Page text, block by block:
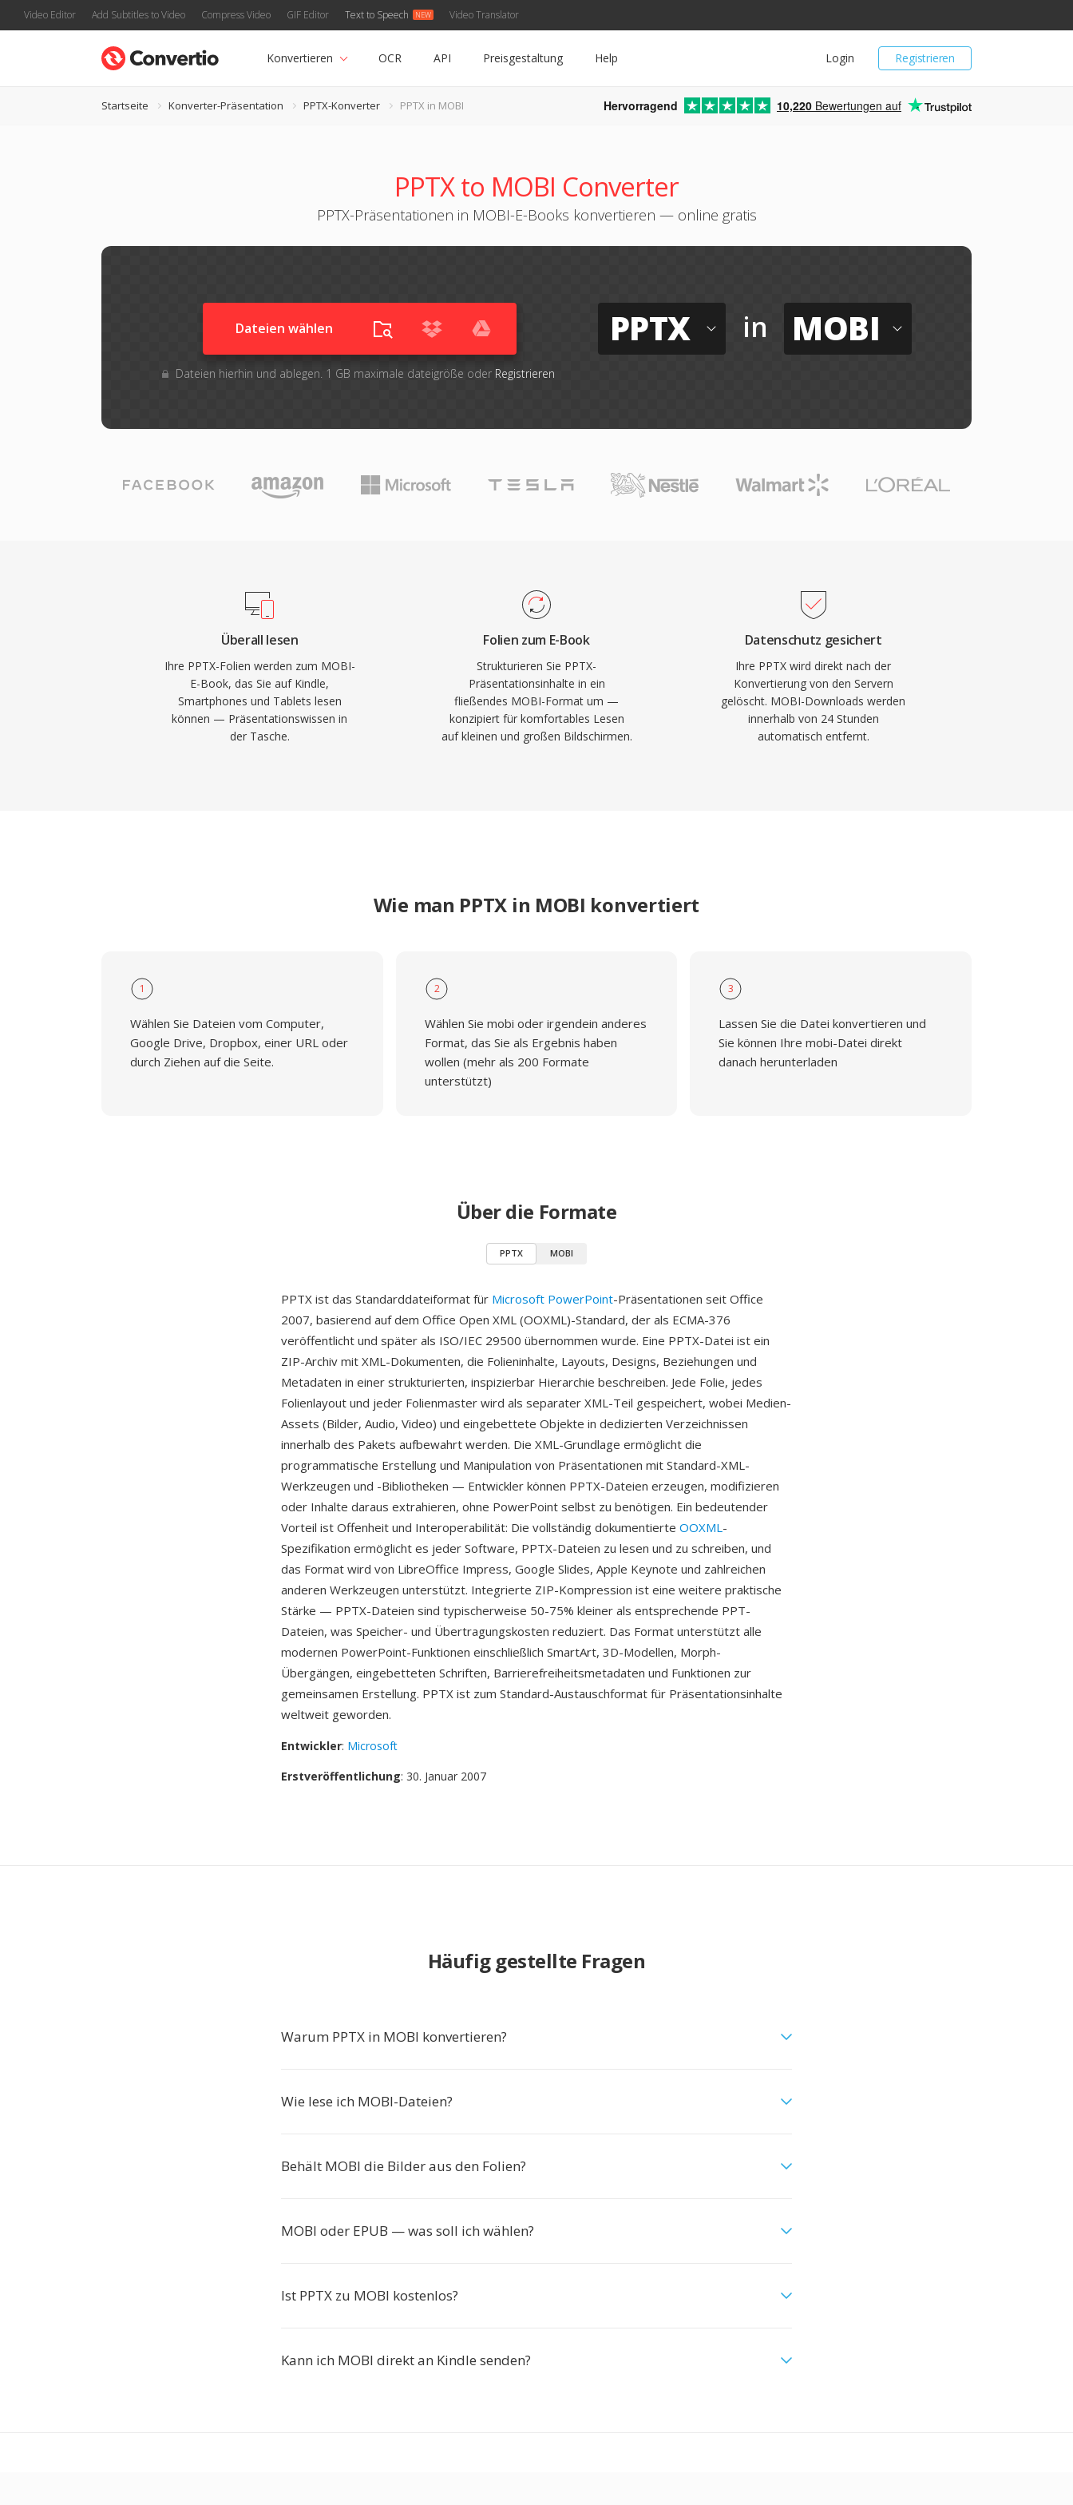
Video Editor Add Subtitles to Video Compress Video GIF Editor Text to Speech Video Translator
Registrieren
Login
Konvertieren OCR API Preisgestaltung Help
Startseite Konverter-Präsentation PPTX-Konverter PPTX in MOBI Hervorragend 10,220 Bewertungen auf
PPTX to MOBI Converter
PPTX-Präsentationen in MOBI-E-Books konvertieren — online gratis
Dateien wählen
Dateien hierhin und ablegen. 1 GB maximale dateigröße oder Registrieren
PPTX in MOBI
Überall lesen
Ihre PPTX-Folien werden zum MOBI-
E-Book, das Sie auf Kindle,
Smartphones und Tablets lesen
können — Präsentationswissen in
der Tasche.
Folien zum E-Book
Strukturieren Sie PPTX-
Präsentationsinhalte in ein
fließendes MOBI-Format um —
konzipiert für komfortables Lesen
auf kleinen und großen Bildschirmen.
Datenschutz gesichert
Ihre PPTX wird direkt nach der
Konvertierung von den Servern
gelöscht. MOBI-Downloads werden
innerhalb von 24 Stunden
automatisch entfernt.
Wie man PPTX in MOBI konvertiert
1
Wählen Sie Dateien vom Computer,
Google Drive, Dropbox, einer URL oder
durch Ziehen auf die Seite.
2
Wählen Sie mobi oder irgendein anderes
Format, das Sie als Ergebnis haben
wollen (mehr als 200 Formate
unterstützt)
3
Lassen Sie die Datei konvertieren und
Sie können Ihre mobi-Datei direkt
danach herunterladen
Über die Formate
PPTX MOBI
PPTX ist das Standarddateiformat für Microsoft PowerPoint-Präsentationen seit Office
2007, basierend auf dem Office Open XML (OOXML)-Standard, der als ECMA-376
veröffentlicht und später als ISO/IEC 29500 übernommen wurde. Eine PPTX-Datei ist ein
ZIP-Archiv mit XML-Dokumenten, die Folieninhalte, Layouts, Designs, Beziehungen und
Metadaten in einer strukturierten, inspizierbar Hierarchie beschreiben. Jede Folie, jedes
Folienlayout und jeder Folienmaster wird als separater XML-Teil gespeichert, wobei Medien-
Assets (Bilder, Audio, Video) und eingebettete Objekte in dedizierten Verzeichnissen
innerhalb des Pakets aufbewahrt werden. Die XML-Grundlage ermöglicht die
programmatische Erstellung und Manipulation von Präsentationen mit Standard-XML-
Werkzeugen und -Bibliotheken — Entwickler können PPTX-Dateien erzeugen, modifizieren
oder Inhalte daraus extrahieren, ohne PowerPoint selbst zu benötigen. Ein bedeutender
Vorteil ist Offenheit und Interoperabilität: Die vollständig dokumentierte OOXML-
Spezifikation ermöglicht es jeder Software, PPTX-Dateien zu lesen und zu schreiben, und
das Format wird von LibreOffice Impress, Google Slides, Apple Keynote und zahlreichen
anderen Werkzeugen unterstützt. Integrierte ZIP-Kompression ist eine weitere praktische
Stärke — PPTX-Dateien sind typischerweise 50-75% kleiner als entsprechende PPT-
Dateien, was Speicher- und Übertragungskosten reduziert. Das Format unterstützt alle
modernen PowerPoint-Funktionen einschließlich SmartArt, 3D-Modellen, Morph-
Übergängen, eingebetteten Schriften, Barrierefreiheitsmetadaten und Funktionen zur
gemeinsamen Erstellung. PPTX ist zum Standard-Austauschformat für Präsentationsinhalte
weltweit geworden.
Entwickler: Microsoft
Erstveröffentlichung: 30. Januar 2007
Häufig gestellte Fragen
Warum PPTX in MOBI konvertieren?
Wie lese ich MOBI-Dateien?
Behält MOBI die Bilder aus den Folien?
MOBI oder EPUB — was soll ich wählen?
Ist PPTX zu MOBI kostenlos?
Kann ich MOBI direkt an Kindle senden?